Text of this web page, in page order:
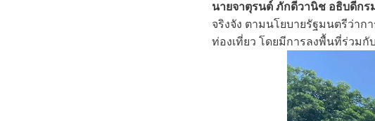
นายจาตุรนต์ ภักดีวานิช อธิบดีกร
จริงจัง ตามนโยบายรัฐมนตรีว่าก
ท่องเที่ยว โดยมีการลงพื้นที่ร่วมกั